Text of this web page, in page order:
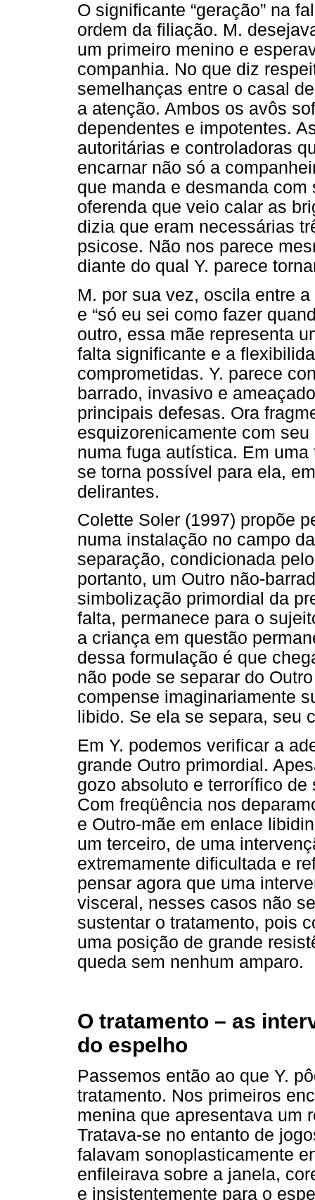
O significante “geração” na
ordem da filiação. M.
um primeiro menino e
companhia. No que diz
semelhanças entre o casal
a atenção. Ambos os avôs
dependentes e impotentes.
autoritárias e controladoras
encarnar não só a
que manda e desmanda
oferenda que veio calar as
dizia que eram necessárias
psicose. Não nos parece
diante do qual Y. parece
M. por sua vez, oscila entre
e “só eu sei como fazer
outro, essa mãe representa
falta significante e a
comprometidas. Y. parece
barrado, invasivo e
principais defesas. Ora
esquizorenicamente com
numa fuga autística. Em
se torna possível para ela,
delirantes.
Colette Soler (1997) propõe
numa instalação no campo
separação, condicionada
portanto, um Outro não-
simbolização primordial da
falta, permanece para o
a criança em questão
dessa formulação é que
não pode se separar do
compense imaginariamente
libido. Se ela se separa, seu
Em Y. podemos verificar a
grande Outro primordial.
gozo absoluto e terrorífico
Com freqüência nos
e Outro-mãe em enlace
um terceiro, de uma
extremamente dificultada e
pensar agora que uma
visceral, nesses casos não
sustentar o tratamento, pois
uma posição de grande
queda sem nenhum amparo.
O tratamento – as
do espelho
Passemos então ao que Y.
tratamento. Nos primeiros
menina que apresentava um
Tratava-se no entanto de
falavam sonoplasticamente
enfileirava sobre a janela,
e insistentemente para o